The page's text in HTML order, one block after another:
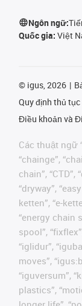
Ngôn ngữ:
Quốc gia: Việt
© igus, 2026
Quy định thủ tục
Điều khoản và
Các thuật ngữ
“chainge”,
chain”, “CTD”,
“dryway”,
ketten”, “e-
“energy chain
spool”,
“iglidur”,
moves”,
“iguversum”,
plastics”,